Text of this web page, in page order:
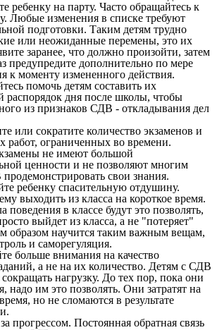
ребенку на парту. Часто обращайтесь к
Любые изменения в списке требуют
подготовки. Таким детям трудно
или неожиданные перемены, это их
заранее, что должно произойти, затем
предупредите дополнительно по мере
к моменту измененного действия.
помочь детям составить их
распорядок дня после школы, чтобы
из признаков СДВ - откладывания дел
или сократите количество экзаменов и
работ, ограниченных во времени.
не имеют большой
ценности и не позволяют многим
свои знания.
ребенку спасительную отдушину.
выходить из класса на короткое время.
поведения в классе будут это позволять,
выйдет из класса, а не "потеряет"
образом научится таким важным вещам,
и саморегуляция.
больше внимания на качество
а не на их количество. Детям с СДВ
нагрузку. До тех пор, пока они
надо им это позволять. Они затратят на
но не сломаются в результате
прогрессом. Постоянная обратная связь